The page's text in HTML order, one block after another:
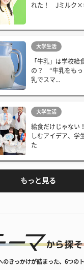
れた！ Jミルク×
大学生活
「牛乳」は学校給
の？ “牛乳をも
乳でスマ...
大学生活
給食だけじゃな
しむアイデア、学
た
もっと見る
のきっかけが詰まった、6つの